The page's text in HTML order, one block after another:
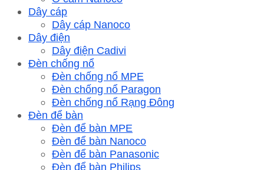
Dây cáp
Dây cáp Nanoco
Dây điện
Dây điện Cadivi
Đèn chống nổ
Đèn chống nổ MPE
Đèn chống nổ Paragon
Đèn chống nổ Rạng Đông
Đèn để bàn
Đèn để bàn MPE
Đèn để bàn Nanoco
Đèn để bàn Panasonic
Đèn để bàn Philips